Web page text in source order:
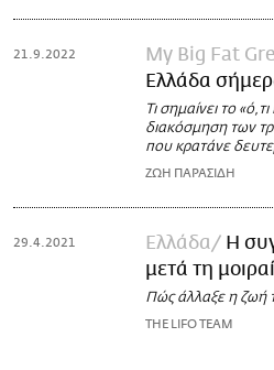
21.9.2022 My Big Fat
Ελλάδα
Τι σημαίνει το
διακόσμηση των
που κρατάνε
ΖΩΗ ΠΑΡΑΣΙΔΗ
29.4.2021 Ελλάδα
Η
μετά τη
Πώς άλλαξε η ζωή
THE LIFO TEAM